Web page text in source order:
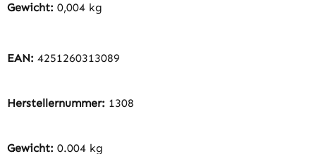
Gewicht: 0,004 kg
EAN: 4251260313089
Herstellernummer: 1308
Gewicht: 0.004 kg